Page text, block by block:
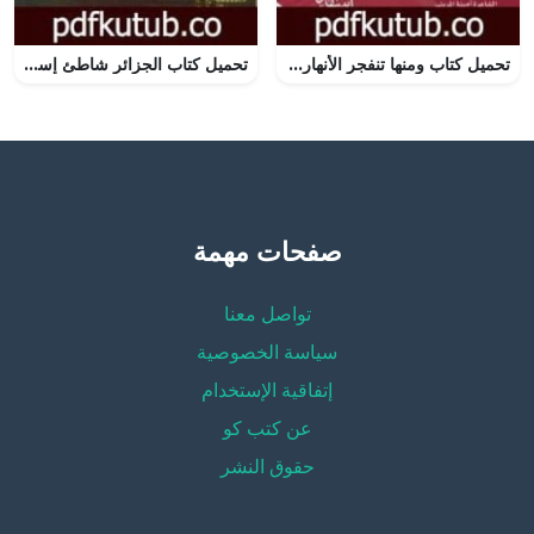
تحميل كتاب ومنها تنفجر الأنهار PDF تأليف أمينة المريني مجانا [كامل] تحميل كتاب الجزائر شاطئ إستوقف النظر PDF تأليف إزدهار بوشاقور مجانا [كامل]
صفحات مهمة
تواصل معنا
سياسة الخصوصية
إتفاقية الإستخدام
عن كتب كو
حقوق النشر